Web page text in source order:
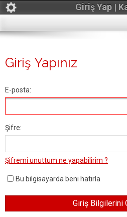
Giriş Yap |
Giriş Yapınız
E-posta:
Şifre:
Şifremi unuttum ne yapabilirim ?
Bu bilgisayarda beni hatırla